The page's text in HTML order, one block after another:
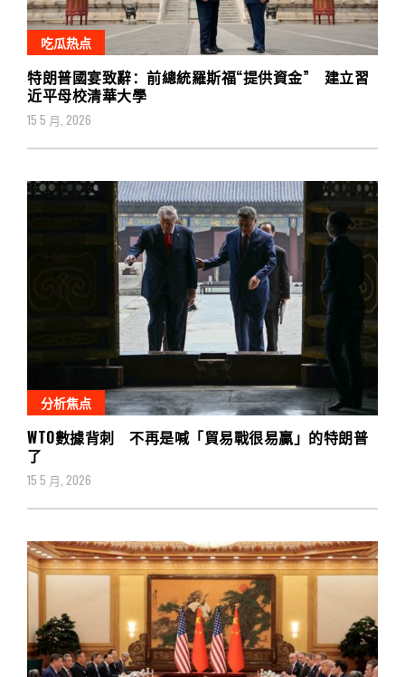
吃瓜热点
特朗普國宴致辭：前總統羅斯福“提供資金” 建立習
近平母校清華大學
15 5 月, 2026
分析焦点
WTO數據背刺 不再是喊「貿易戰很易贏」的特朗普
了
15 5 月, 2026